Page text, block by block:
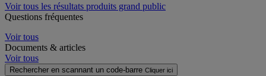
Voir tous les résultats produits grand public
Questions fréquentes
Voir tous
Documents & articles
Voir tous
Rechercher en scannant un code-barre Cliquer ici